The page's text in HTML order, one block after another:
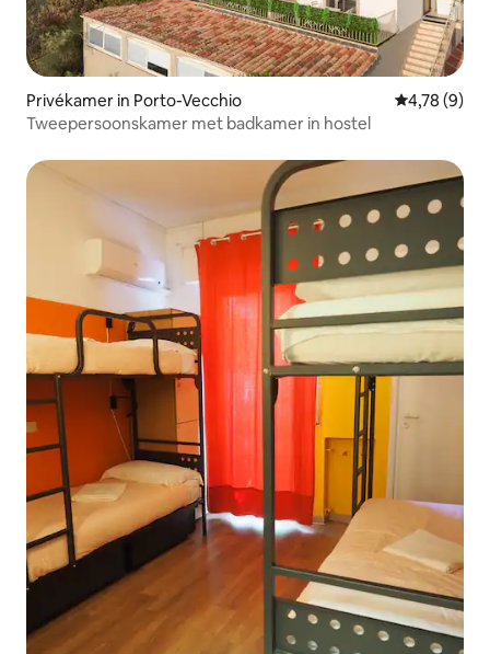
Privékamer in Porto-Vecchio
4,78 (9)
Tweepersoonskamer met badkamer in hostel